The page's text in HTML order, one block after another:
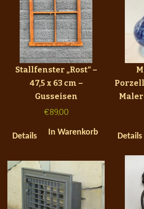
Stallfenster „Rost“ –
47,5 x 63 cm –
Gusseisen
€89,00
Details In Warenkorb Details